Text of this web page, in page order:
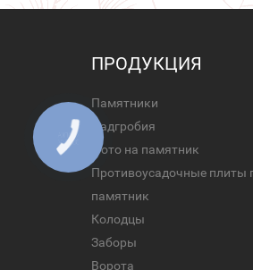
ПРОДУКЦИЯ
Памятники
Надгробия
Фото на памятник
Противоусадочные плиты
памятник
Колодцы
Заборы
Ворота